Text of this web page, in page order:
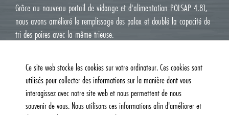
Grâce au nouveau portail de vidange et d'alimentation POLSAP 4.81,
nous avons amélioré le remplissage des palox et doublé la capacité de
tri des poires avec la même trieuse.
Ce site web stocke les cookies sur votre ordinateur. Ces cookies sont
utilisés pour collecter des informations sur la manière dont vous
interagissez avec notre site web et nous permettent de nous
souvenir de vous. Nous utilisons ces informations afin d'améliorer et